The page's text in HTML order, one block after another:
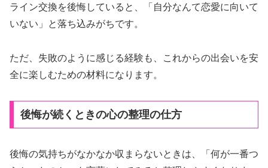
ライン交換を後悔していると、「自分なんて恋愛に向いて
いない」と落ち込みがちです。
ただ、失敗のように感じる経験も、これからの出会いを安
全に楽しむための材料になります。
後悔が続くときの心の整理の仕方
後悔の気持ちがなかなか収まらないときは、「何が一番つ